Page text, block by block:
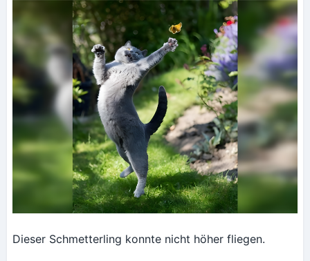
Dieser Schmetterling konnte nicht höher fliegen.